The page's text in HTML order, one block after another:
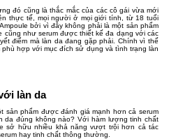
đó cũng là thắc mắc của các cô gái vừa mới
thực tế, mọi người ở mọi giới tính, từ 18 tuổi
bởi vì đây không phải là một sản phẩm
cũng như serum được thiết kế đa dạng với các
điểm mà làn da đang gặp phải. Chính vì thế
hợp với mục đích sử dụng và tình trạng làn
làn da
sản phẩm được đánh giá mạnh hơn cả serum
da đúng không nào? Với hàm lượng tinh chất
sở hữu nhiều khả năng vượt trội hơn cả tác
hay tinh chất thông thường.